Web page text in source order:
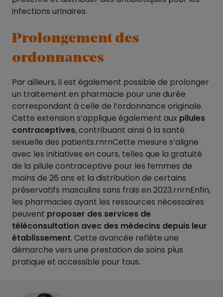
infections urinaires.
Prolongement des
ordonnances
Par ailleurs, il est également possible de prolonger
un traitement en pharmacie pour une durée
correspondant à celle de l’ordonnance originale.
Cette extension s’applique également aux pilules
contraceptives, contribuant ainsi à la santé
sexuelle des patients.rnrnCette mesure s’aligne
avec les initiatives en cours, telles que la gratuité
de la pilule contraceptive pour les femmes de
moins de 26 ans et la distribution de certains
préservatifs masculins sans frais en 2023.rnrnEnfin,
les pharmacies ayant les ressources nécessaires
peuvent proposer des services de
téléconsultation avec des médecins depuis leur
établissement. Cette avancée reflète une
démarche vers une prestation de soins plus
pratique et accessible pour tous.